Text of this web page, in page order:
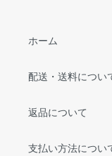
ホーム
配送・送料につい
返品について
支払い方法につい